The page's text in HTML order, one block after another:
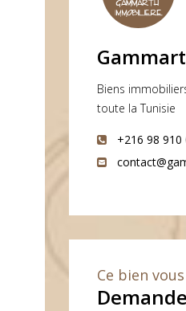
Biens
toute la Tunisie
+216 98 910
Ce bien